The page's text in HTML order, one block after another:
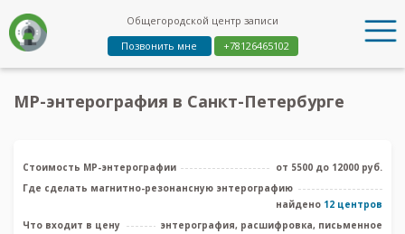
Общегородской центр записи
Позвонить мне
+78126465102
МР-энтерография в Санкт-Петербурге
Стоимость МР-энтерографии
от 5500 до 12000 руб.
Где сделать магнитно-резонансную энтерографию
найдено 12 центров
Что входит в цену
энтерография, расшифровка, письменное